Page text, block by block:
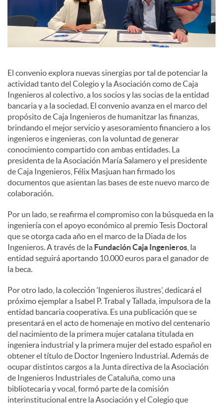
El convenio explora nuevas sinergias por tal de potenciar la
actividad tanto del Colegio y la Asociación como de Caja
Ingenieros al colectivo, a los socios y las socias de la entidad
bancaria y a la sociedad. El convenio avanza en el marco del
propósito de Caja Ingenieros de humanitzar las finanzas,
brindando el mejor servicio y asesoramiento financiero a los
ingenieros e ingenieras, con la voluntad de generar
conocimiento compartido con ambas entidades. La
presidenta de la Asociación María Salamero y el presidente
de Caja Ingenieros, Félix Masjuan han firmado los
documentos que asientan las bases de este nuevo marco de
colaboración.
Por un lado, se reafirma el compromiso con la búsqueda en la
ingeniería con el apoyo económico al premio Tesis Doctoral
que se otorga cada año en el marco de la Diada de los
Ingenieros. A través de la Fundación Caja Ingenieros , la
entidad seguirá aportando 10.000 euros para el ganador de
la beca.
Por otro lado, la colección ‘Ingenieros ilustres’, dedicará el
próximo ejemplar a Isabel P. Trabal y Tallada, impulsora de la
entidad bancaria cooperativa. Es una publicación que se
presentará en el acto de homenaje en motivo del centenario
del nacimiento de la primera mujer catalana titulada en
ingeniera industrial y la primera mujer del estado español en
obtener el título de Doctor Ingeniero Industrial. Además de
ocupar distintos cargos a la Junta directiva de la Asociación
de Ingenieros Industriales de Cataluña, como una
bibliotecaria y vocal, formó parte de la comisión
interinstitucional entre la Asociación y el Colegio que